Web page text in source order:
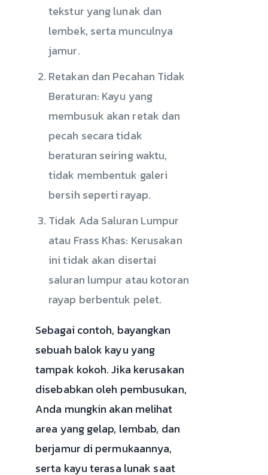
tekstur yang lunak dan
lembek, serta munculnya
jamur.
Retakan dan Pecahan Tidak
Beraturan: Kayu yang
membusuk akan retak dan
pecah secara tidak
beraturan seiring waktu,
tidak membentuk galeri
bersih seperti rayap.
Tidak Ada Saluran Lumpur
atau Frass Khas: Kerusakan
ini tidak akan disertai
saluran lumpur atau kotoran
rayap berbentuk pelet.
Sebagai contoh, bayangkan
sebuah balok kayu yang
tampak kokoh. Jika kerusakan
disebabkan oleh pembusukan,
Anda mungkin akan melihat
area yang gelap, lembab, dan
berjamur di permukaannya,
serta kayu terasa lunak saat